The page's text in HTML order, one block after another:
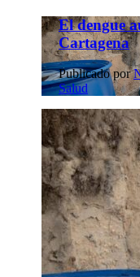
El dengue
Cartagena
Publicado por
Salud